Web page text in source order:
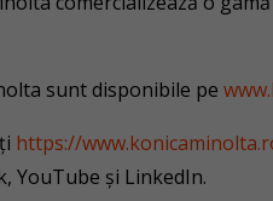
sunt disponibile pe
https://
YouTube și LinkedIn.